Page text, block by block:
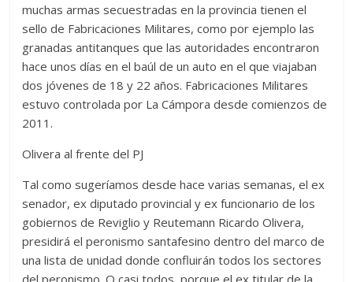
muchas armas secuestradas en la provincia tienen el
sello de Fabricaciones Militares, como por ejemplo las
granadas antitanques que las autoridades encontraron
hace unos días en el baúl de un auto en el que viajaban
dos jóvenes de 18 y 22 años. Fabricaciones Militares
estuvo controlada por La Cámpora desde comienzos de
2011.
Olivera al frente del PJ
Tal como sugeríamos desde hace varias semanas, el ex
senador, ex diputado provincial y ex funcionario de los
gobiernos de Reviglio y Reutemann Ricardo Olivera,
presidirá el peronismo santafesino dentro del marco de
una lista de unidad donde confluirán todos los sectores